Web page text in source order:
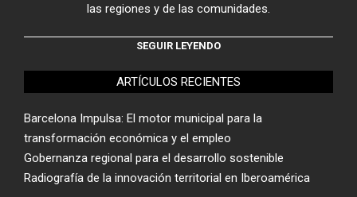
las regiones y de las comunidades.
SEGUIR LEYENDO
ARTÍCULOS RECIENTES
Barcelona Impulsa: El motor municipal para la
transformación económica y el empleo
Gobernanza regional para el desarrollo sostenible
Radiografía de la innovación territorial en Iberoamérica